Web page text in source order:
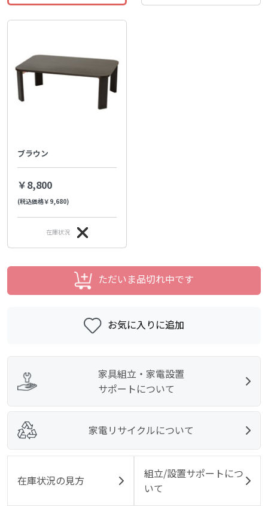
ブラウン
￥8,800
(税込価格￥9,680)
在庫状況
ただいま品切れ中です
お気に入りに追加
家具組立・家電設置
サポートについて
家電リサイクルについて
在庫状況の見方
組立/設置サポートにつ
いて